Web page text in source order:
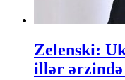
Zelenski:
illər ərzində